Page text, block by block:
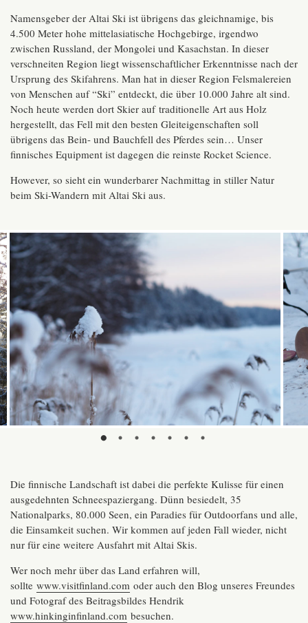
Namensgeber der Altai Ski ist übrigens das gleichnamige, bis
4.500 Meter hohe mittelasiatische Hochgebirge, irgendwo
zwischen Russland, der Mongolei und Kasachstan. In dieser
verschneiten Region liegt wissenschaftlicher Erkenntnisse nach der
Ursprung des Skifahrens. Man hat in dieser Region Felsmalereien
von Menschen auf “Ski” entdeckt, die über 10.000 Jahre alt sind.
Noch heute werden dort Skier auf traditionelle Art aus Holz
hergestellt, das Fell mit den besten Gleiteigenschaften soll
übrigens das Bein- und Bauchfell des Pferdes sein… Unser
finnisches Equipment ist dagegen die reinste Rocket Science.
However, so sieht ein wunderbarer Nachmittag in stiller Natur
beim Ski-Wandern mit Altai Ski aus.
Die finnische Landschaft ist dabei die perfekte Kulisse für einen
ausgedehnten Schneespaziergang. Dünn besiedelt, 35
Nationalparks, 80.000 Seen, ein Paradies für Outdoorfans und alle,
die Einsamkeit suchen. Wir kommen auf jeden Fall wieder, nicht
nur für eine weitere Ausfahrt mit Altai Skis.
Wer noch mehr über das Land erfahren will,
sollte www.visitfinland.com oder auch den Blog unseres Freundes
und Fotograf des Beitragsbildes Hendrik
www.hinkinginfinland.com besuchen.